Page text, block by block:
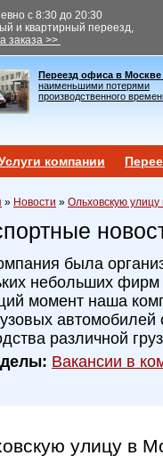
с 8:30 до 20:30
и квартирный переезд,
заказа >>
Переезд офиса в Москве
наименьшими потерями
производственного
компании
» Новости » Ольховскую
была
небольших фирм
момент наша
автомобилей
различной
Вакансии в
улицу в